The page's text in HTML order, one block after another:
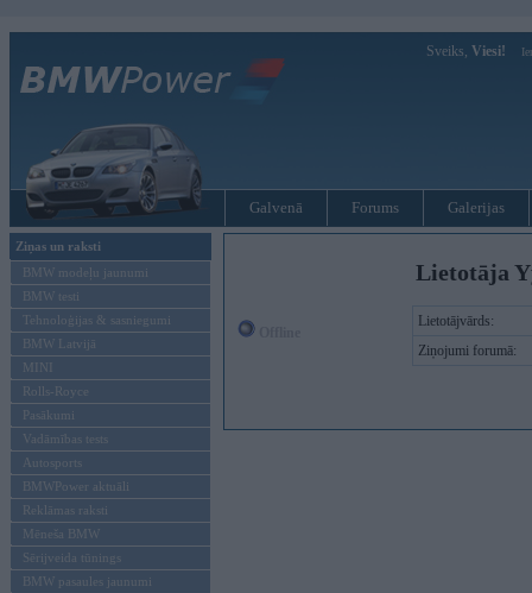
Sveiks, Viesi!
Galvenā Forums Galerijas
Ziņas un raksti
BMW modeļu jaunumi
BMW testi
Tehnoloģijas & sasniegumi
BMW Latvijā
MINI
Rolls-Royce
Pasākumi
Vadāmības tests
Autosports
BMWPower aktuāli
Reklāmas raksti
Mēneša BMW
Sērijveida tūnings
BMW pasaules jaunumi
Lietotāja
Lietotājvārds:
Ziņojumi forumā: